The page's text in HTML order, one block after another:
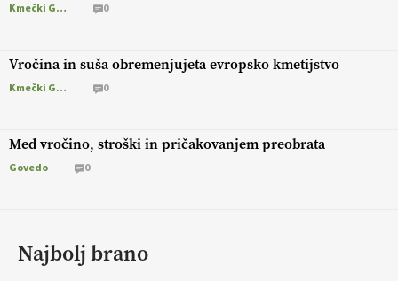
Kmečki Glas 0
Vročina in suša obremenjujeta evropsko kmetijstvo
Kmečki Glas 0
Med vročino, stroški in pričakovanjem preobrata
Govedo 0
Najbolj brano